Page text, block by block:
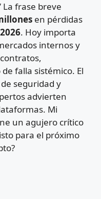
La frase breve
en pérdidas
. Hoy importa
internos y
falla sistémico. El
seguridad y
advierten
Mi
un agujero crítico
para el próximo